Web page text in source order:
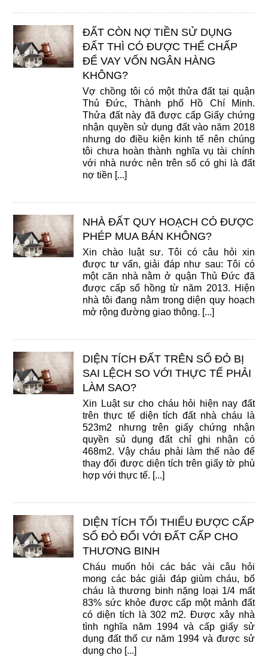
ĐẤT CÒN NỢ TIỀN SỬ DỤNG
ĐẤT THÌ CÓ ĐƯỢC THẾ CHẤP
ĐỂ VAY VỐN NGÂN HÀNG
KHÔNG?
Vợ chồng tôi có một thửa đất tại quận
Thủ Đức, Thành phố Hồ Chí Minh.
Thửa đất này đã được cấp Giấy chứng
nhận quyền sử dụng đất vào năm 2018
nhưng do điều kiện kinh tế nên chúng
tôi chưa hoàn thành nghĩa vụ tài chính
với nhà nước nên trên sổ có ghi là đất
nợ tiền [...]
NHÀ ĐẤT QUY HOẠCH CÓ ĐƯỢC
PHÉP MUA BÁN KHÔNG?
Xin chào luật sư. Tôi có câu hỏi xin
được tư vấn, giải đáp như sau: Tôi có
một căn nhà nằm ở quận Thủ Đức đã
được cấp sổ hồng từ năm 2013. Hiện
nhà tôi đang nằm trong diện quy hoạch
mở rộng đường giao thông. [...]
DIỆN TÍCH ĐẤT TRÊN SỔ ĐỎ BỊ
SAI LỆCH SO VỚI THỰC TẾ PHẢI
LÀM SAO?
Xin Luật sư cho cháu hỏi hiện nay đất
trên thực tế diện tích đất nhà cháu là
523m2 nhưng trên giấy chứng nhận
quyền sủ dụng đất chỉ ghi nhận có
468m2. Vậy cháu phải làm thế nào để
thay đổi được diện tích trên giấy tờ phù
hợp với thực tế. [...]
DIỆN TÍCH TỐI THIỂU ĐƯỢC CẤP
SỔ ĐỎ ĐỐI VỚI ĐẤT CẤP CHO
THƯƠNG BINH
Cháu muốn hỏi các bác vài câu hỏi
mong các bác giải đáp giùm cháu, bố
cháu là thương binh nặng loại 1/4 mất
83% sức khỏe được cấp một mảnh đất
có diện tích là 302 m2. Được xây nhà
tình nghĩa năm 1994 và cấp giấy sử
dụng đất thổ cư năm 1994 và được sử
dụng cho [...]